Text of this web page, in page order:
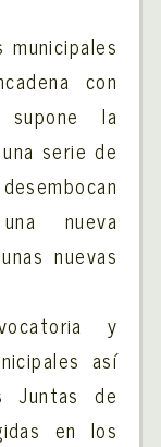
con
la
serie de
nueva
nuevas
y
así
Juntas de
en los